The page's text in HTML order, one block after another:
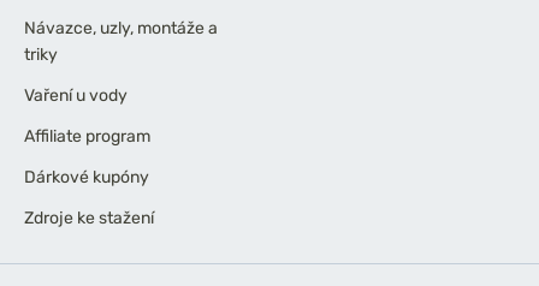
Návazce, uzly, montáže a
triky
Vaření u vody
Affiliate program
Dárkové kupóny
Zdroje ke stažení